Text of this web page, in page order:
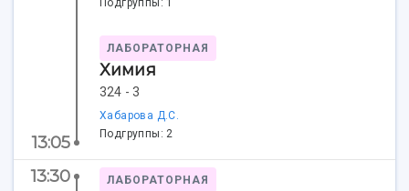
Учебный аэродром
Ботанический сад
Умный дом бабочек
Международный межвузовский кампус
Сведения об образовательной организации
Официальные документы
13:05
Подгруппы: 1
ЛАБОРАТОРНАЯ
Химия
324 - 3
Хабарова Д.С.
Подгруппы: 2
13:30 ЛАБОРАТОРНАЯ